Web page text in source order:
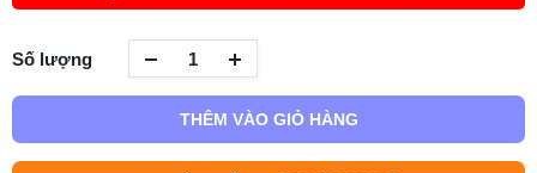
Số lượng
THÊM VÀO GIỎ HÀNG